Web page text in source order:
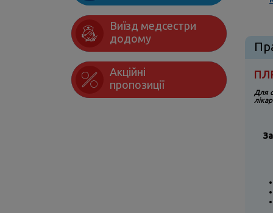
Виїзд медсестри
додому
Акційні
пропозиції
Для